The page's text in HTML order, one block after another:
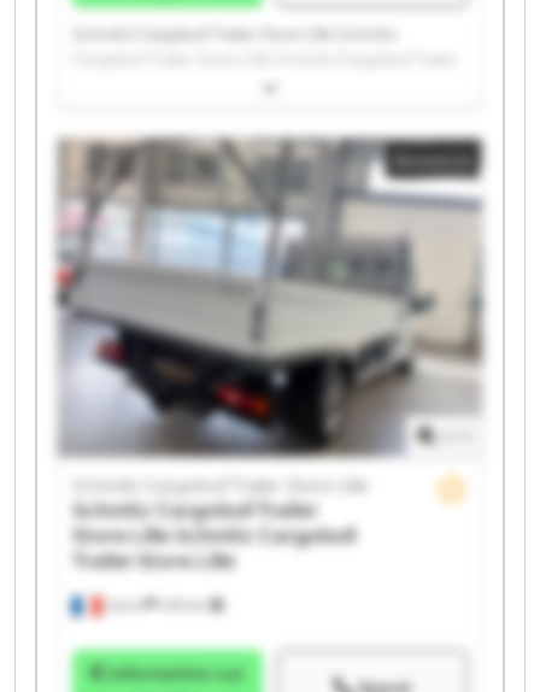
Schmitz Cargobull Trailer Store Lille Schmitz
Store Lille Schmitz Cargobull Trailer Store Lille
Cargobull Trailer Store Lille Schmitz Cargobull Trailer
Store Lille Schmitz Cargobull Trailer Store Lille
Schmitz Cargobull Trailer Store Lille Schmitz
Cargobull Trailer Store Lille Schmitz Cargobull Trailer
Store Lille Schmitz Cargobull Trailer Store Lille
Schmitz Cargobull Trailer Store Lille Schmitz
Cargobull Trailer Store Lille Schmitz Cargobull Trailer
Store Lille Schmitz Cargobull Trailer Store Lille
Schmitz Cargobull Trailer Store Lille Schmitz
Cargobull Trailer Store Lille Schmitz Cargobull Trailer
Store Lille Schmitz Cargobull Trailer Store Lille
Annonce
Carvin
Schmitz Cargobull Trailer Store Lille
Schmitz Cargobull Trailer
Store Lille Schmitz Cargobull
Trailer Store Lille
Information sur
Appel